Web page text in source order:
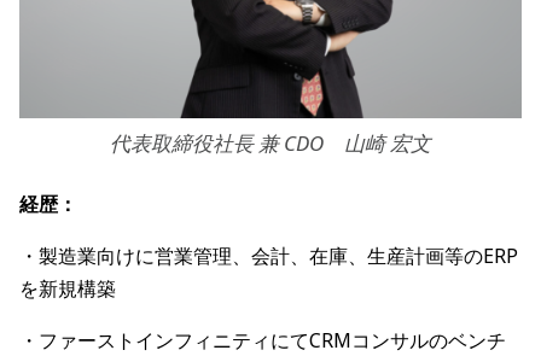
代表取締役社長 兼 CDO 山崎 宏文
経歴：
・製造業向けに営業管理、会計、在庫、生産計画等のERP
を新規構築
・ファーストインフィニティにてCRMコンサルのベンチ